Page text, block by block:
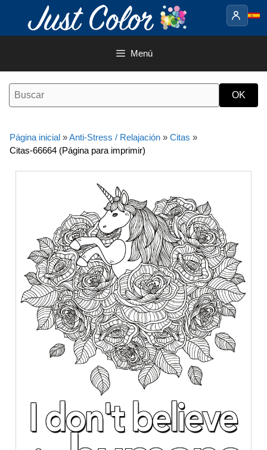
contenido
Menú
Página inicial »Anti-Stress / Relajación » Citas »
Citas-66664 (Página para imprimir)